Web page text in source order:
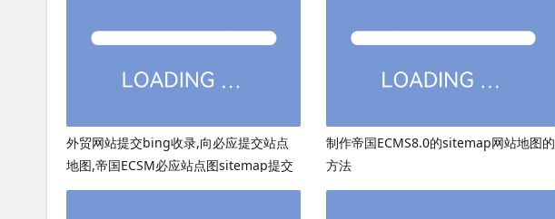
外贸网站提交bing收录,向必应提交站点
地图,帝国ECSM必应站点图sitemap提交
制作帝国ECMS8.0的sitemap网站地图的
方法